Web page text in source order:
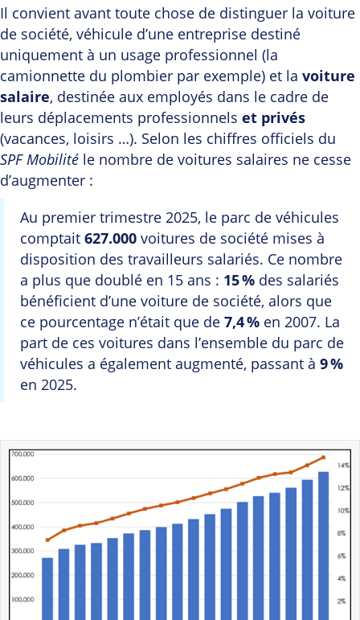
Il convient avant toute chose de distinguer la voiture
de société, véhicule d’une entreprise destiné
uniquement à un usage professionnel (la
camionnette du plombier par exemple) et la voiture
salaire, destinée aux employés dans le cadre de
leurs déplacements professionnels et privés
(vacances, loisirs …). Selon les chiffres officiels du
SPF Mobilité le nombre de voitures salaires ne cesse
d’augmenter :
Au premier trimestre 2025, le parc de véhicules
comptait 627.000 voitures de société mises à
disposition des travailleurs salariés. Ce nombre
a plus que doublé en 15 ans : 15 % des salariés
bénéficient d’une voiture de société, alors que
ce pourcentage n’était que de 7,4 % en 2007. La
part de ces voitures dans l’ensemble du parc de
véhicules a également augmenté, passant à 9 %
en 2025.